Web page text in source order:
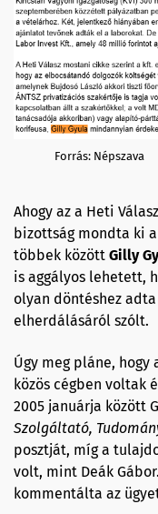
Forrás: Népszava
Ahogy az a Heti
bizottság mondta ki
többek között Gilly
is aggályos lehetett,
olyan döntéshez
elherdálásáról szólt.
Úgy meg pláne, hogy
közös cégben voltak
2005 januárja között
Szolgáltató,
posztját, míg a
volt, mint Deák
kommentálta az